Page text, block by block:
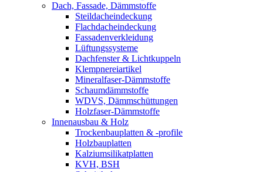
Dach, Fassade, Dämmstoffe
Steildacheindeckung
Flachdacheindeckung
Fassadenverkleidung
Lüftungssysteme
Dachfenster & Lichtkuppeln
Klempnereiartikel
Mineralfaser-Dämmstoffe
Schaumdämmstoffe
WDVS, Dämmschüttungen
Holzfaser-Dämmstoffe
Innenausbau & Holz
Trockenbauplatten & -profile
Holzbauplatten
Kalziumsilikatplatten
KVH, BSH